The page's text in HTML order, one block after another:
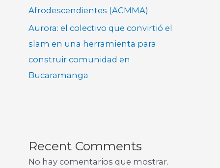
Afrodescendientes (ACMMA)
Aurora: el colectivo que convirtió el
slam en una herramienta para
construir comunidad en
Bucaramanga
Recent Comments
No hay comentarios que mostrar.